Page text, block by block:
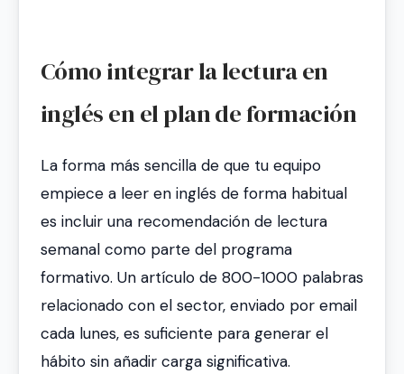
Cómo integrar la lectura en
inglés en el plan de formación
La forma más sencilla de que tu equipo
empiece a leer en inglés de forma habitual
es incluir una recomendación de lectura
semanal como parte del programa
formativo. Un artículo de 800-1000 palabras
relacionado con el sector, enviado por email
cada lunes, es suficiente para generar el
hábito sin añadir carga significativa.